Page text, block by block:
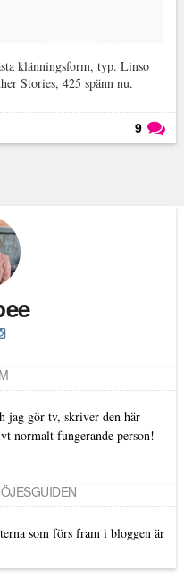
klänningsform, typ. Linso
Stories, 425 spänn nu.
9
jag gör tv, skriver den här
normalt fungerande person!
som förs fram i bloggen är